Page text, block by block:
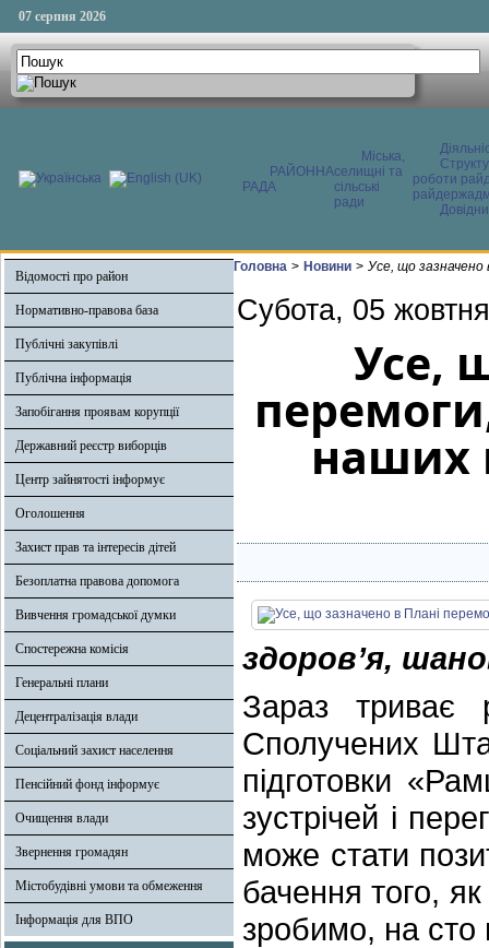
07 серпня 2026
РАЙОННА
РАДА
Міська,
селищні та
сільські
ради
роботи
Відомості про район
Нормативно-правова база
Публічні закупівлі
Публічна інформація
Запобігання проявам корупції
Державний реєстр виборців
Центр зайнятості інформує
Оголошення
Захист прав та інтересів дітей
Безоплатна правова допомога
Вивчення громадської думки
Спостережна комісія
Генеральні плани
Децентралізація влади
Соціальний захист населення
Пенсійний фонд інформує
Очищення влади
Звернення громадян
Містобудівні умови та обмеження
Інформація для ВПО
Головна > Новини > Усе, що
Субота, 05
Усе,
наших
здоровʼя,
Зараз триває
Сполучених
підготовки
зустрічей і
може стати
бачення того,
зробимо, на сто